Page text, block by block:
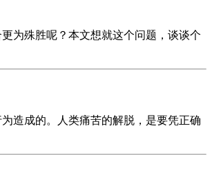
为殊胜呢？本文想就这个问题，谈谈个
造成的。人类痛苦的解脱，是要凭正确